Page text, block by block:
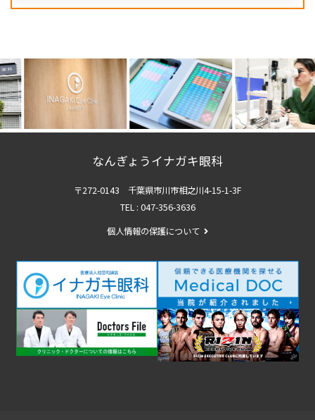
なんぎょうイナガキ眼科
〒272-0143 千葉県市川市相之川4-15-1-3F
TEL : 047-356-3636
個人情報の保護について